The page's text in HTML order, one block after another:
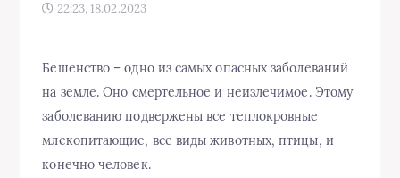
22:23, 18.02.2023
Бешенство – одно из самых опасных заболеваний
на земле. Оно смертельное и неизлечимое. Этому
заболеванию подвержены все теплокровные
млекопитающие, все виды животных, птицы, и
конечно человек.